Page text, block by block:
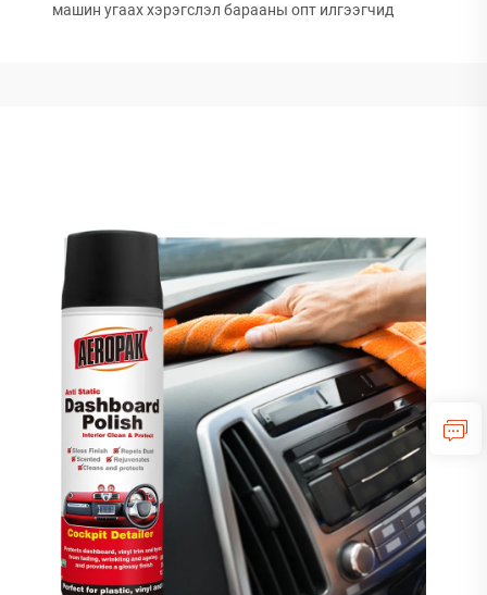
машин угаах хэрэгслэл барааны опт илгээгчид